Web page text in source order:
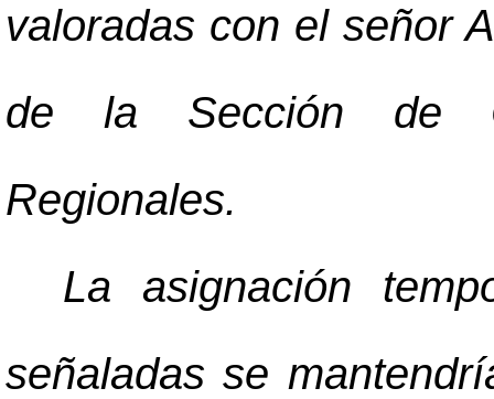
valoradas con el señor
de la Sección de
Regionales.
La asignación
señaladas se